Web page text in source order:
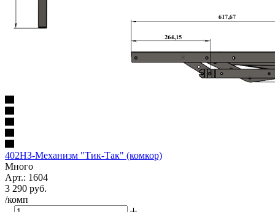
402НЗ-Механизм "Тик-Так" (комкор)
Много
Арт.: 1604
3 290 руб.
/комп